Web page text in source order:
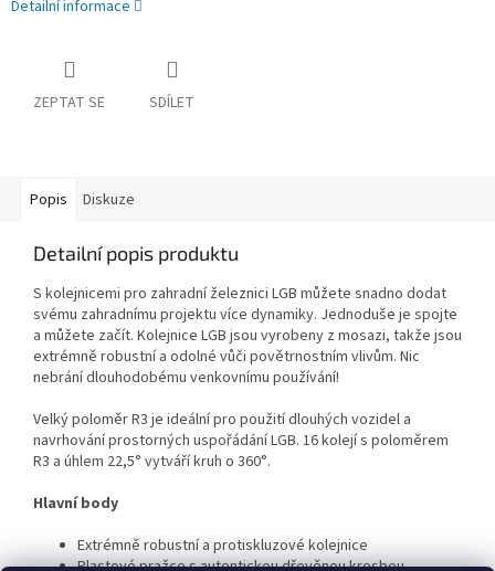
Detailní informace
ZEPTAT SE SDÍLET
Popis Diskuze
Detailní popis produktu
S kolejnicemi pro zahradní železnici LGB můžete snadno dodat
svému zahradnímu projektu více dynamiky. Jednoduše je spojte
a můžete začít. Kolejnice LGB jsou vyrobeny z mosazi, takže jsou
extrémně robustní a odolné vůči povětrnostním vlivům. Nic
nebrání dlouhodobému venkovnímu používání!
Velký poloměr R3 je ideální pro použití dlouhých vozidel a
navrhování prostorných uspořádání LGB. 16 kolejí s poloměrem
R3 a úhlem 22,5° vytváří kruh o 360°.
Hlavní body
Extrémně robustní a protiskluzové kolejnice